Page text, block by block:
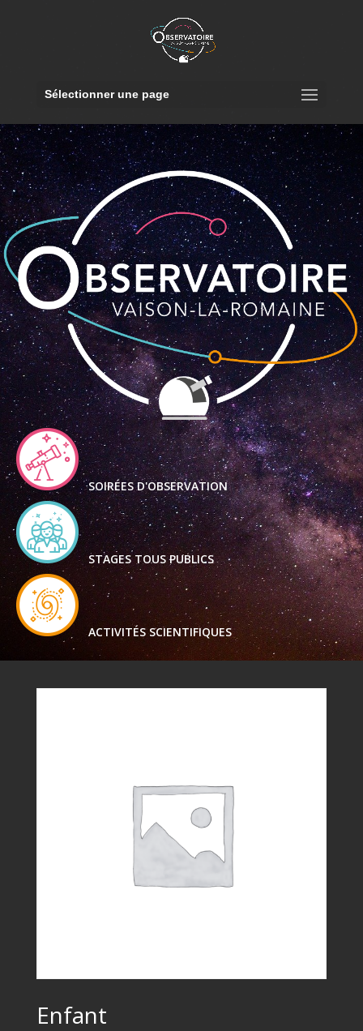
Sélectionner une page
SOIRÉES D'OBSERVATION
STAGES TOUS PUBLICS
ACTIVITÉS SCIENTIFIQUES
Enfant